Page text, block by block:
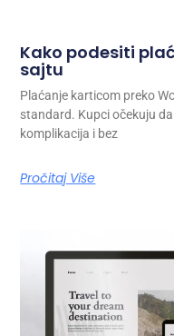
Kako podesiti
sajtu
Plaćanje karticom preko
standard. Kupci očekuju
komplikacija i bez
Pročitaj Više